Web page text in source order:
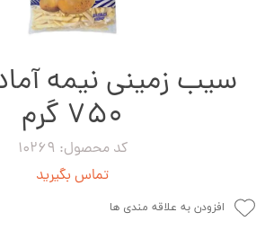
سیب زمینی نیمه
750 گرم
کد محصول: 10269
تماس بگیرید
افزودن به علاقه مندی ها